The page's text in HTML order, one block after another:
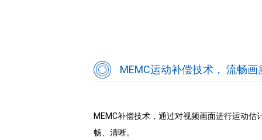
MEMC运动补偿技术， 流畅画
MEMC补偿技术，通过对视频画面进行运动
畅、清晰。